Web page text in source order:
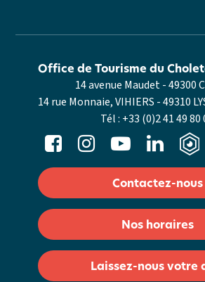
14 avenue Maudet - 49300
14 rue Monnaie, VIHIERS - 49310
Tél : +33 (0)2 41 49 80
Office de Tourisme du
Contactez-nous
Nos horaires
Laissez-nous votre